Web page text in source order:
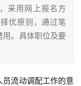
采用网上报名方
优原则，通过笔
。具体职位及要
流动调配工作的意